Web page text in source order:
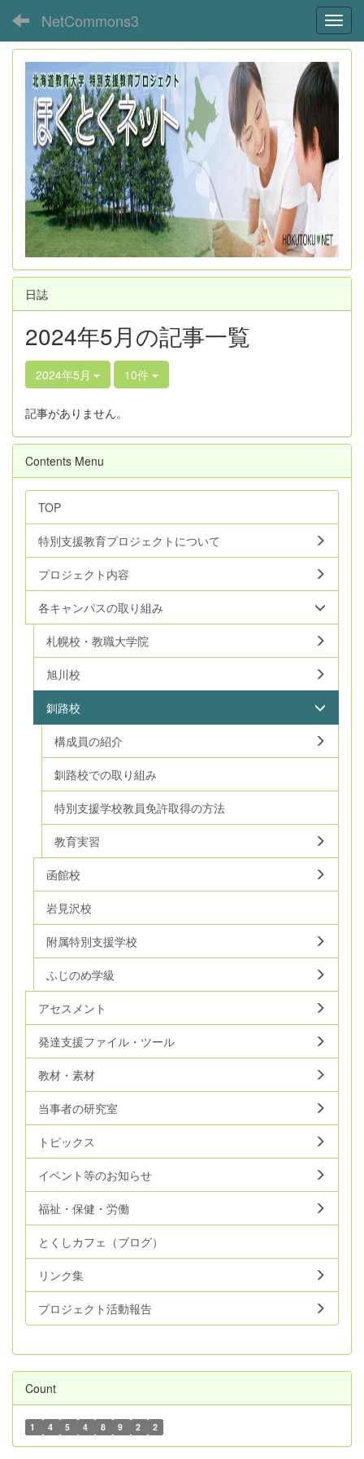
NetCommons3
日誌
2024年5月の記事一覧
2024年5月 10件
記事がありません。
Contents Menu
TOP
特別支援教育プロジェクトについて
プロジェクト内容
各キャンパスの取り組み
札幌校・教職大学院
旭川校
釧路校
構成員の紹介
釧路校での取り組み
特別支援学校教員免許取得の方法
教育実習
函館校
岩見沢校
附属特別支援学校
ふじのめ学級
アセスメント
発達支援ファイル・ツール
教材・素材
当事者の研究室
トピックス
イベント等のお知らせ
福祉・保健・労働
とくしカフェ（ブログ）
リンク集
プロジェクト活動報告
Count
1 4 5 4 8 9 2 2